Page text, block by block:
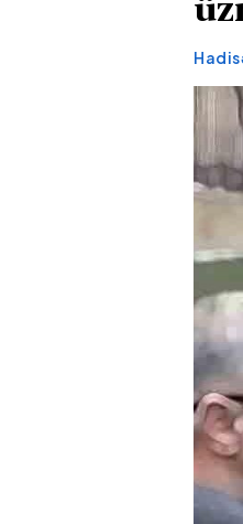
avtoxuliqanlıq
sürücü saxlanılıb